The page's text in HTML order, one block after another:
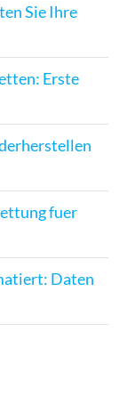
Sie Ihre
Erste
fuer
Daten